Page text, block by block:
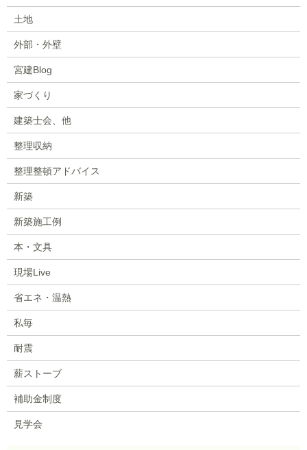
土地
外部・外壁
宮建Blog
家づくり
建築士会、他
整理収納
整理整頓アドバイス
新築
新築施工例
本・文具
現場Live
省エネ・温熱
私毎
耐震
薪ストーブ
補助金制度
見学会